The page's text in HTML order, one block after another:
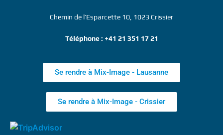
Chemin de l’Esparcette 10, 1023 Crissier
Téléphone : +41 21 351 17 21
Se rendre à Mix-Image - Lausanne
Se rendre à Mix-Image - Crissier